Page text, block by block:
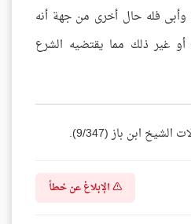
فله حال أخرى من جهة أنه
غير ذلك مما يقتضيه الشرع
ابن باز (9/347).
الإبلاغ عن خطأ